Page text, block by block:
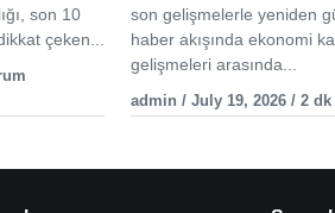
son 10
çeken...
son gelişmelerle yeniden
haber akışında ekonomi
gelişmeleri arasında...
admin / July 19, 2026 / 2